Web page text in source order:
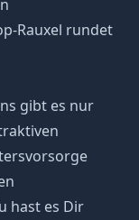
Rauxel rundet
gibt es nur
hast es Dir